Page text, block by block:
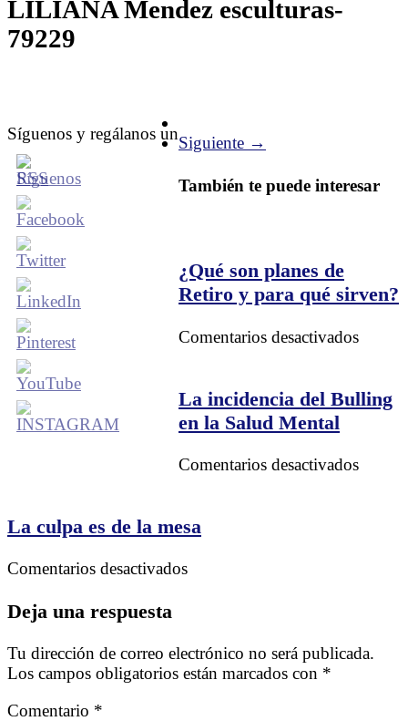
LILIANA Mendez esculturas-
79229
Síguenos y regálanos unSiguiente →
También te puede interesar
¿Qué son planes de
Retiro y para qué sirven?
Comentarios desactivadosen
planes
de
para
La incidencia del Bulling
en la Salud Mental
Comentarios desactivadosen
La culpa es de la mesa
Comentarios desactivadosen
de
la
Deja una respuesta
Tu dirección de correo electrónico no será publicada.
Los campos obligatorios están marcados con *
Comentario *